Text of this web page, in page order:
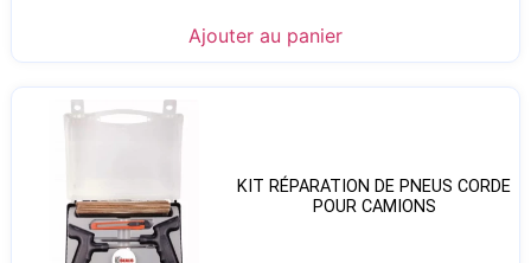
Ajouter au panier
KIT RÉPARATION DE PNEUS CORDE
POUR CAMIONS